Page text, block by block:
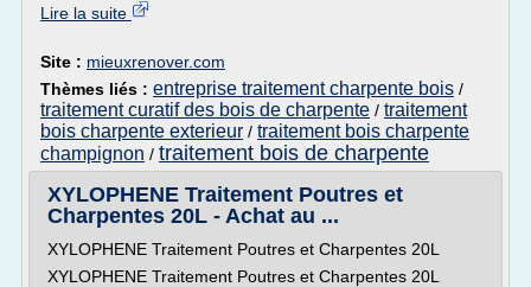
Lire la suite
Site : mieuxrenover.com
Thèmes liés : entreprise traitement charpente bois /
traitement curatif des bois de charpente / traitement
bois charpente exterieur / traitement bois charpente
champignon / traitement bois de charpente
XYLOPHENE Traitement Poutres et
Charpentes 20L - Achat au ...
XYLOPHENE Traitement Poutres et Charpentes 20L
XYLOPHENE Traitement Poutres et Charpentes 20L